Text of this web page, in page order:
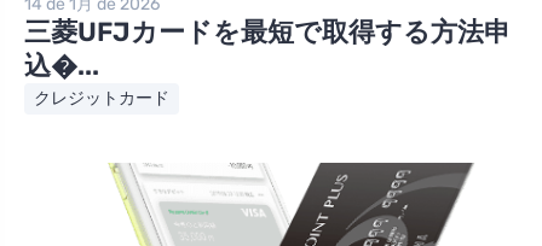
14 de 1月 de 2026
三菱UFJカードを最短で取得する方法申
込�...
クレジットカード